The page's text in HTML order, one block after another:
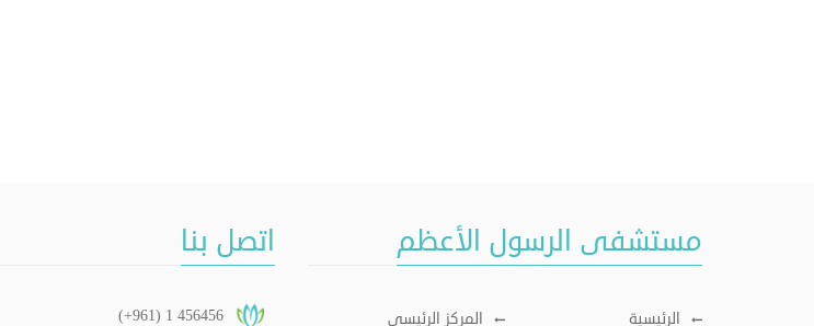
مستشفى الرسول الأعظم
الرئيسية المركز الرئيسي
اتصل بنا
(+961) 1 456456